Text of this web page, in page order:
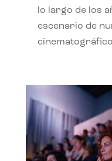
lo largo de los
escenario de